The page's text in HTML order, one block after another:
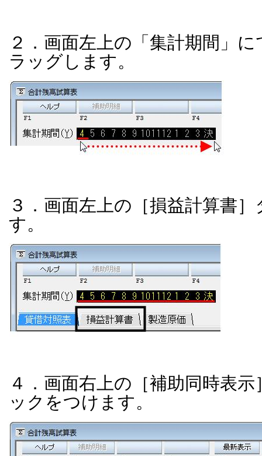
２．画面左上の「集計期間」
ラッグします。
３．画面左上の［損益計算書
す。
４．画面右上の［補助同時表
ックをつけます。